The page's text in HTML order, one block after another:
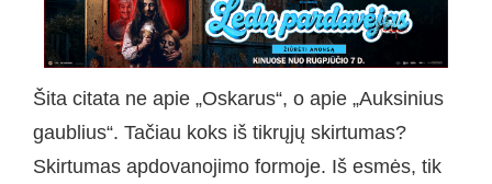
Šita citata ne apie „Oskarus“, o apie „Auksinius
gaublius“. Tačiau koks iš tikrųjų skirtumas?
Skirtumas apdovanojimo formoje. Iš esmės, tik